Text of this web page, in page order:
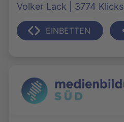
Volker Lack | 3774 Klicks
EINBETTEN